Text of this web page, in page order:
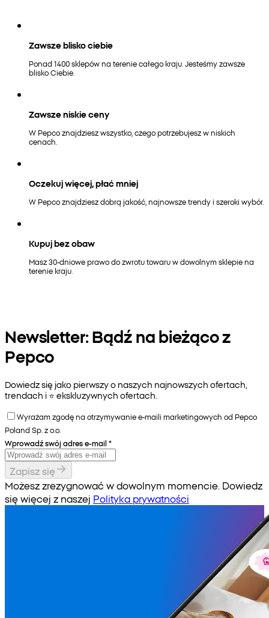
Zawsze blisko ciebie
Ponad 1400 sklepów na terenie całego kraju. Jesteśmy zawsze
blisko Ciebie.
Zawsze niskie ceny
W Pepco znajdziesz wszystko, czego potrzebujesz w niskich
cenach.
Oczekuj więcej, płać mniej
W Pepco znajdziesz dobrą jakość, najnowsze trendy i szeroki wybór.
Kupuj bez obaw
Masz 30-dniowe prawo do zwrotu towaru w dowolnym sklepie na
terenie kraju.
Newsletter: Bądź na bieżąco z
Pepco
Dowiedz się jako pierwszy o naszych najnowszych ofertach,
trendach i ⭐️ ekskluzywnych ofertach.
Wyrażam zgodę na otrzymywanie e-maili marketingowych od Pepco
Poland Sp. z o.o.
Wprowadź swój adres e-mail *
Zapisz się
Możesz zrezygnować w dowolnym momencie. Dowiedz
się więcej z naszej Polityka prywatności